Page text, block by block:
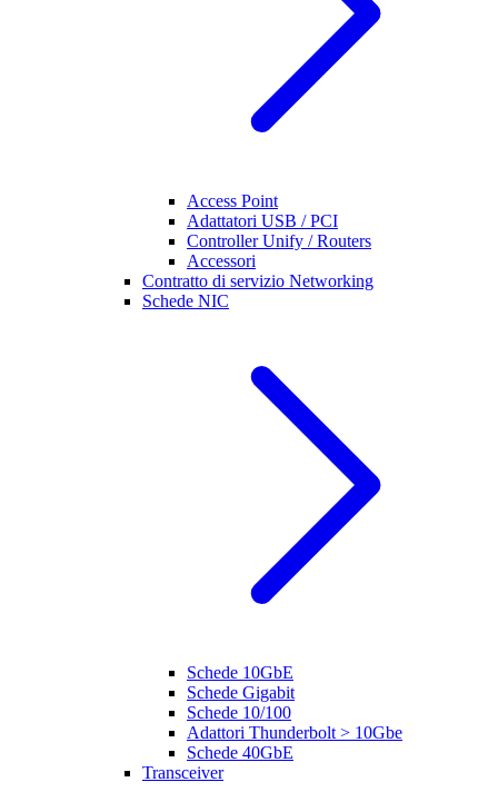
Access Point
Adattatori USB / PCI
Controller Unify / Routers
Accessori
Contratto di servizio Networking
Schede NIC
Schede 10GbE
Schede Gigabit
Schede 10/100
Adattori Thunderbolt > 10Gbe
Schede 40GbE
Transceiver